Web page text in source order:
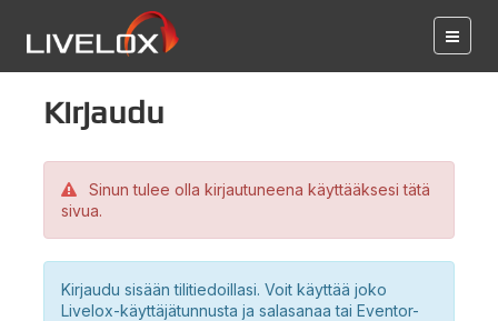
Kirjaudu
Sinun tulee olla kirjautuneena käyttääksesi tätä
sivua.
Kirjaudu sisään tilitiedoillasi. Voit käyttää joko
Livelox-käyttäjätunnusta ja salasanaa tai Eventor-